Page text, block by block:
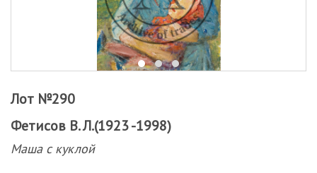
Лот №290
Фетисов В. Л.(1923 -1998)
Маша с куклой